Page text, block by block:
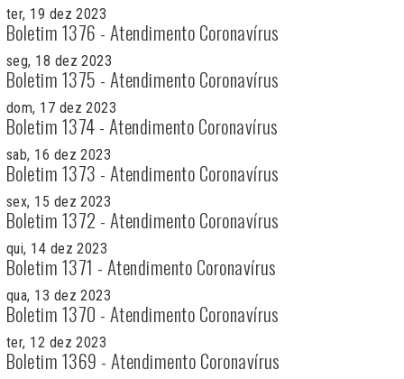
ter, 19 dez 2023
Boletim 1376 - Atendimento Coronavírus
seg, 18 dez 2023
Boletim 1375 - Atendimento Coronavírus
dom, 17 dez 2023
Boletim 1374 - Atendimento Coronavírus
sab, 16 dez 2023
Boletim 1373 - Atendimento Coronavírus
sex, 15 dez 2023
Boletim 1372 - Atendimento Coronavírus
qui, 14 dez 2023
Boletim 1371 - Atendimento Coronavírus
qua, 13 dez 2023
Boletim 1370 - Atendimento Coronavírus
ter, 12 dez 2023
Boletim 1369 - Atendimento Coronavírus